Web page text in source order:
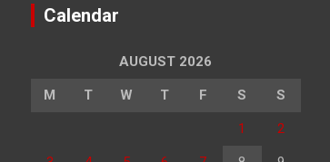
Calendar
AUGUST 2026
M T W T F S S
1 2